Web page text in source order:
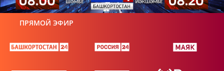
ПРЯМОЙ ЭФИР